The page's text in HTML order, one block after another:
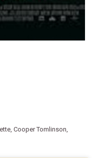
, Cooper Tomlinson,